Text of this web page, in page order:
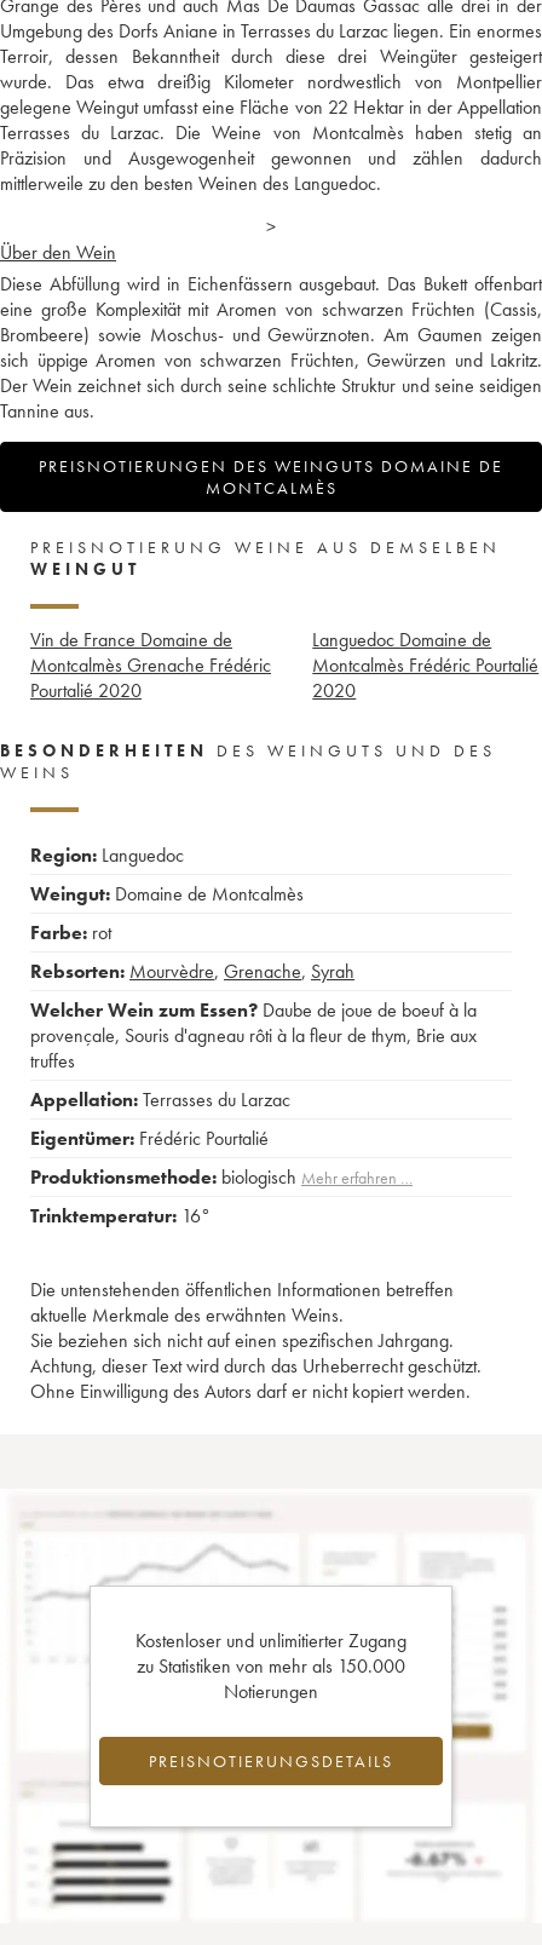
Grange des Pères und auch Mas De Daumas Gassac alle drei in der
Umgebung des Dorfs Aniane in Terrasses du Larzac liegen. Ein enormes
Terroir, dessen Bekanntheit durch diese drei Weingüter gesteigert
wurde. Das etwa dreißig Kilometer nordwestlich von Montpellier
gelegene Weingut umfasst eine Fläche von 22 Hektar in der Appellation
Terrasses du Larzac. Die Weine von Montcalmès haben stetig an
Präzision und Ausgewogenheit gewonnen und zählen dadurch
mittlerweile zu den besten Weinen des Languedoc.
>
Über den Wein
Diese Abfüllung wird in Eichenfässern ausgebaut. Das Bukett offenbart
eine große Komplexität mit Aromen von schwarzen Früchten (Cassis,
Brombeere) sowie Moschus- und Gewürznoten. Am Gaumen zeigen
sich üppige Aromen von schwarzen Früchten, Gewürzen und Lakritz.
Der Wein zeichnet sich durch seine schlichte Struktur und seine seidigen
Tannine aus.
PREISNOTIERUNGEN DES WEINGUTS DOMAINE DE
MONTCALMÈS
PREISNOTIERUNG WEINE AUS DEMSELBEN
WEINGUT
Vin de France Domaine de
Montcalmès Grenache Frédéric
Pourtalié 2020
Languedoc Domaine de
Montcalmès Frédéric Pourtalié
2020
BESONDERHEITEN
DES WEINGUTS UND DES
WEINS
Region: Languedoc
Weingut: Domaine de Montcalmès
Farbe: rot
Rebsorten: Mourvèdre, Grenache, Syrah
Welcher Wein zum Essen? Daube de joue de boeuf à la
provençale, Souris d'agneau rôti à la fleur de thym, Brie aux
truffes
Appellation:Terrasses du Larzac
Eigentümer: Frédéric Pourtalié
Produktionsmethode: biologisch Mehr erfahren …
Trinktemperatur: 16°
Die untenstehenden öffentlichen Informationen betreffen
aktuelle Merkmale des erwähnten Weins.
Sie beziehen sich nicht auf einen spezifischen Jahrgang.
Achtung, dieser Text wird durch das Urheberrecht geschützt.
Ohne Einwilligung des Autors darf er nicht kopiert werden.
Kostenloser und unlimitierter Zugang
zu Statistiken von mehr als 150.000
Notierungen
PREISNOTIERUNGSDETAILS